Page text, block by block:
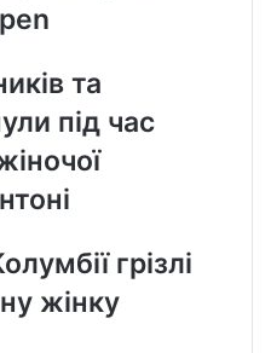
та
під час
грізлі
жінку